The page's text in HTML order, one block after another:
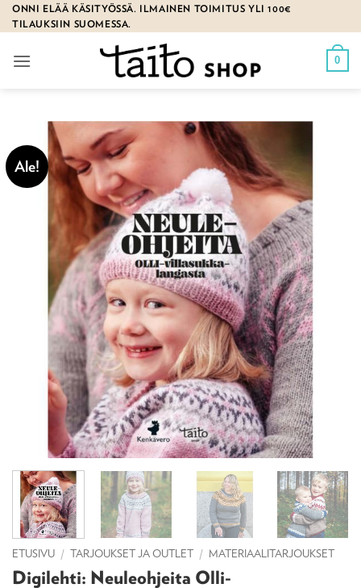
Skip
to
ONNI ELÄÄ KÄSITYÖSSÄ. ILMAINEN TOIMITUS YLI 100€
TILAUKSIIN SUOMESSA.
0
Ale!
ETUSIVU / TARJOUKSET JA OUTLET / MATERIAALITARJOUKSET
Digilehti: Neuleohjeita Olli-